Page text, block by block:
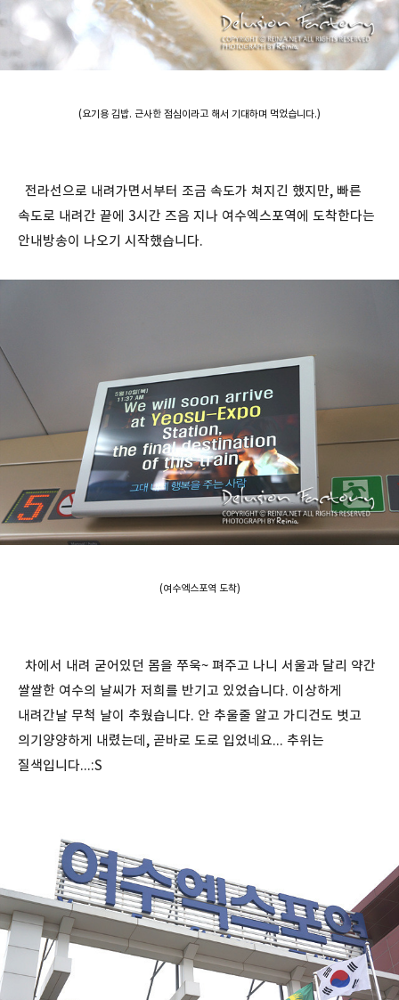
(요기용 김밥. 근사한 점심이라고 해서 기대하며 먹었습니다.)
전라선으로 내려가면서부터 조금 속도가 쳐지긴 했지만, 빠른
속도로 내려간 끝에 3시간 즈음 지나 여수엑스포역에 도착한다는
안내방송이 나오기 시작했습니다.
(여수엑스포역 도착)
차에서 내려 굳어있던 몸을 쭈욱~ 펴주고 나니 서울과 달리 약간
쌀쌀한 여수의 날씨가 저희를 반기고 있었습니다. 이상하게
내려간날 무척 날이 추웠습니다. 안 추울줄 알고 가디건도 벗고
의기양양하게 내렸는데, 곧바로 도로 입었네요... 추위는
질색입니다...:S